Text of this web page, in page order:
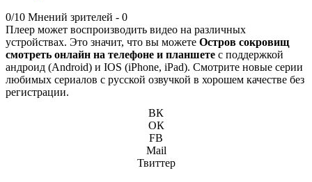
0/10 Мнений зрителей - 0
Плеер может воспроизводить видео на различных
устройствах. Это значит, что вы можете Остров сокровищ
смотреть онлайн на телефоне и планшете с поддержкой
андроид (Android) и IOS (iPhone, iPad). Смотрите новые серии
любимых сериалов с русской озвучкой в хорошем качестве без
регистрации.
ВК
ОК
FB
Mail
Твиттер